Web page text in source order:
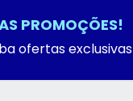
PROMOÇÕES!
ofertas exclusivas